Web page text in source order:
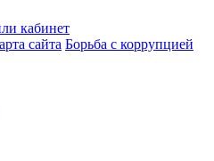
кабинет
сайта Борьба с коррупцией